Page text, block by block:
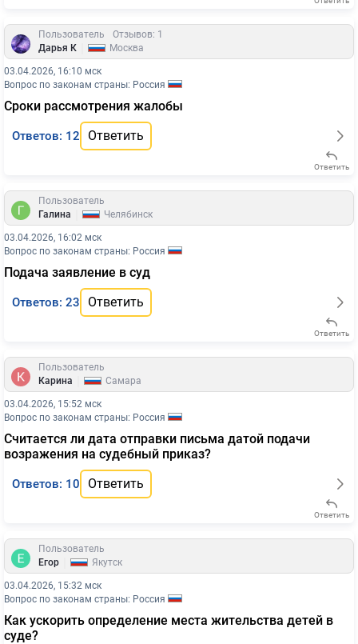
Пользователь
Отзывов: 1
Дарья К
Москва
03.04.2026, 16:10 мск
Вопрос по законам страны: Россия
Сроки рассмотрения жалобы
Ответов: 12 Ответить
Ответить
Пользователь
Галина
Челябинск
03.04.2026, 16:02 мск
Вопрос по законам страны: Россия
Подача заявление в суд
Ответов: 23 Ответить
Ответить
Пользователь
Карина
Самара
03.04.2026, 15:52 мск
Вопрос по законам страны: Россия
Считается ли дата отправки письма датой подачи
возражения на судебный приказ?
Ответов: 10 Ответить
Ответить
Пользователь
Егор
Якутск
03.04.2026, 15:32 мск
Вопрос по законам страны: Россия
Как ускорить определение места жительства детей в
суде?